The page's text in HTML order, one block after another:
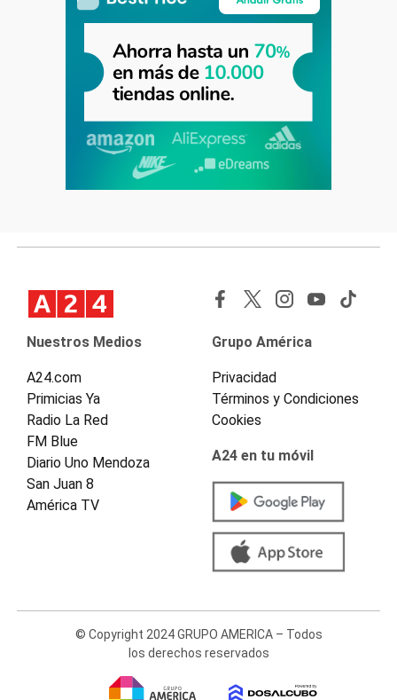
Nuestros Medios
A24.com
Primicias Ya
Radio La Red
FM Blue
Diario Uno Mendoza
San Juan 8
América TV
Grupo América
Privacidad
Términos y Condiciones
Cookies
A24 en tu móvil
© Copyright 2024 GRUPO AMERICA – Todos
los derechos reservados